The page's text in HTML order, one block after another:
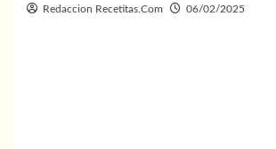
Redaccion Recetitas.Com 06/02/2025